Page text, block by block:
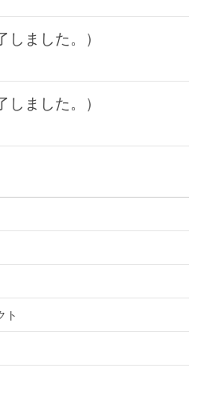
ました。）
ました。）
ト